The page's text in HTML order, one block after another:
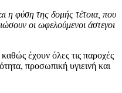
η φύση της δομής τέτοια, που
οι ωφελούμενοι άστεγοι
έχουν όλες τις παροχές
προσωπική υγιεινή και